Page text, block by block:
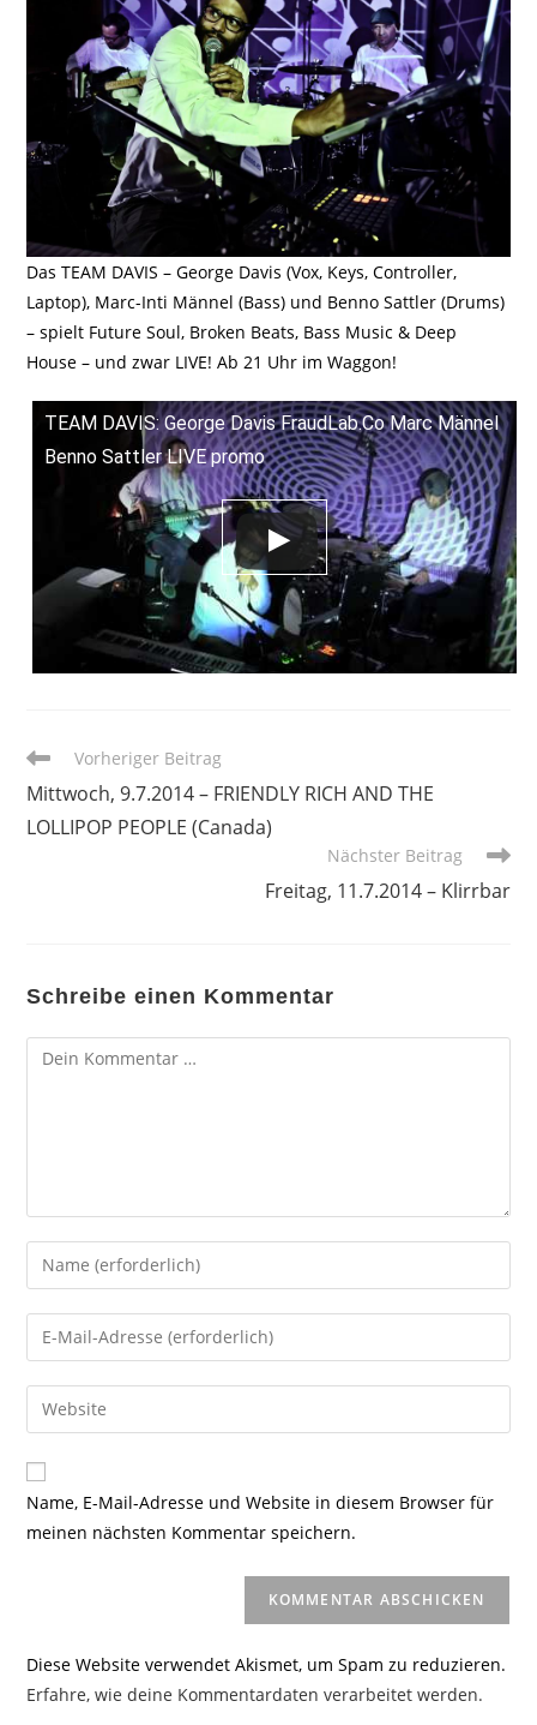
Das TEAM DAVIS – George Davis (Vox, Keys, Controller,
Laptop), Marc-Inti Männel (Bass) und Benno Sattler (Drums)
– spielt Future Soul, Broken Beats, Bass Music & Deep
House – und zwar LIVE! Ab 21 Uhr im Waggon!
TEAM DAVIS: George Davis FraudLab.Co Marc Männel
Benno Sattler LIVE promo
Weitere
ansehen
Vorheriger Beitrag
Mittwoch, 9.7.2014 – FRIENDLY RICH AND THE
LOLLIPOP PEOPLE (Canada)
Nächster Beitrag
Freitag, 11.7.2014 – Klirrbar
Schreibe einen Kommentar
Kommentar
Gib
deinen
Namen
oder
zum
Kommentieren
ein
Gib
deine
E-
Mail-
zum
Kommentieren
ein
Gib
deine
Website-
URL
Name, E-Mail-Adresse und Website in diesem Browser für
meinen nächsten Kommentar speichern.
Diese Website verwendet Akismet, um Spam zu reduzieren.
Erfahre, wie deine Kommentardaten verarbeitet werden.